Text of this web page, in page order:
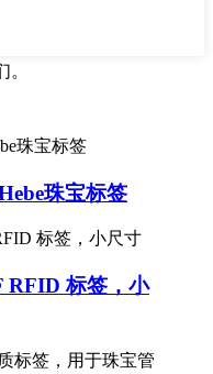
珠宝标签
RFID 标签，小